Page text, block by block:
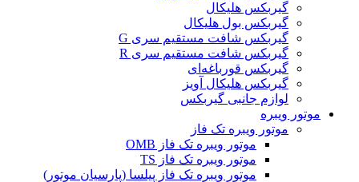
گیربکس هلیکال
گیربکس بول هلیکال
گیربکس شافت مستقیم سری G
گیربکس شافت مستقیم سری R
گیربکس قورباغه‌ای
گیربکس هلیکال آویز
لوازم جانبی گیربکس
موتور ویبره
موتور ویبره تک فاز
موتور ویبره تک فاز OMB
موتور ویبره تک فاز TS
موتور ویبره تک فاز پیلسا (پارسیان موتور)